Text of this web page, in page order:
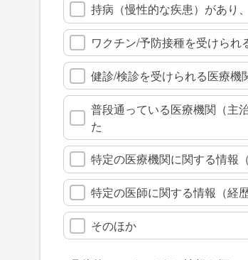
持病（慢性的な疾患）があり
ワクチン/予防接種を受けられ
健診/検診を受けられる医療機
普段通っている医療機関（主
た
特定の医療機関に関する情報
特定の医師に関する情報（経
そのほか